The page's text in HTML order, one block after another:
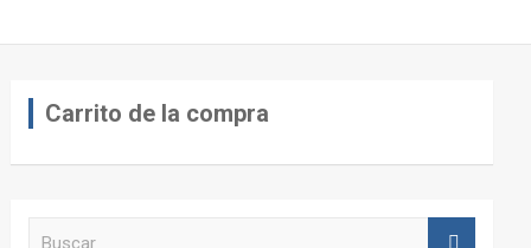
Carrito de la compra